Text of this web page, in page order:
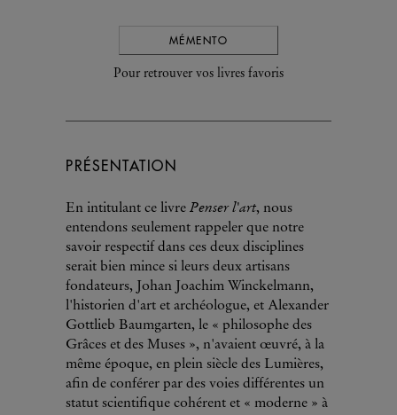
MÉMENTO
Pour retrouver vos livres favoris
PRÉSENTATION
En intitulant ce livre Penser l'art, nous
entendons seulement rappeler que notre
savoir respectif dans ces deux disciplines
serait bien mince si leurs deux artisans
fondateurs, Johan Joachim Winckelmann,
l'historien d'art et archéologue, et Alexander
Gottlieb Baumgarten, le « philosophe des
Grâces et des Muses », n'avaient œuvré, à la
même époque, en plein siècle des Lumières,
afin de conférer par des voies différentes un
statut scientifique cohérent et « moderne » à